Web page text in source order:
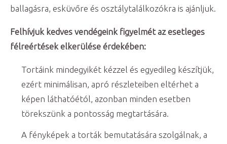
ballagásra, esküvőre és osztálytalálkozókra is ajánljuk.
Felhívjuk kedves vendégeink figyelmét az esetleges
félreértések elkerülése érdekében:
Tortáink mindegyikét kézzel és egyedileg készítjük,
ezért minimálisan, apró részleteiben eltérhet a
képen láthatóétól, azonban minden esetben
törekszünk a pontosság megtartására.
A fényképek a torták bemutatására szolgálnak, a